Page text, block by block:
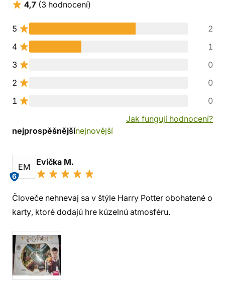
4,7 (3 hodnocení)
5
2
4
1
3
0
2
0
1
0
Jak fungují hodnocení?
nejprospěšnějšínejnovější
EM
6
Evička M.
Človeče nehnevaj sa v štýle Harry Potter obohatené o
karty, ktoré dodajú hre kúzelnú atmosféru.